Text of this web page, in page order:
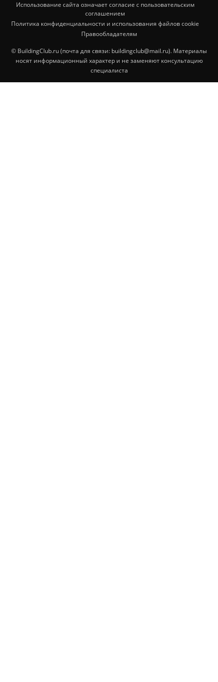
Использование сайта означает согласие с пользовательским
соглашением
Политика конфиденциальности и использования файлов cookie
Правообладателям
© BuildingClub.ru (почта для связи: buildingclub@mail.ru). Материалы
носят информационный характер и не заменяют консультацию
специалиста